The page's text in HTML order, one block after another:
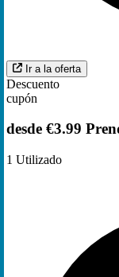
Ir a la oferta
Descuento
cupón
desde €3.99
1 Utilizado